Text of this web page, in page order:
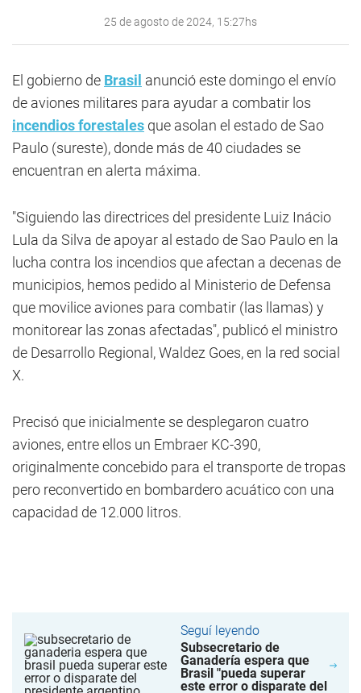
25 de agosto de 2024, 15:27hs
El gobierno de Brasil anunció este domingo el envío
de aviones militares para ayudar a combatir los
incendios forestales que asolan el estado de Sao
Paulo (sureste), donde más de 40 ciudades se
encuentran en alerta máxima.
"Siguiendo las directrices del presidente Luiz Inácio
Lula da Silva de apoyar al estado de Sao Paulo en la
lucha contra los incendios que afectan a decenas de
municipios, hemos pedido al Ministerio de Defensa
que movilice aviones para combatir (las llamas) y
monitorear las zonas afectadas", publicó el ministro
de Desarrollo Regional, Waldez Goes, en la red social
X.
Precisó que inicialmente se desplegaron cuatro
aviones, entre ellos un Embraer KC-390,
originalmente concebido para el transporte de tropas
pero reconvertido en bombardero acuático con una
capacidad de 12.000 litros.
Seguí leyendo
Subsecretario de
Ganadería espera que
Brasil "pueda superar
este error o disparate del